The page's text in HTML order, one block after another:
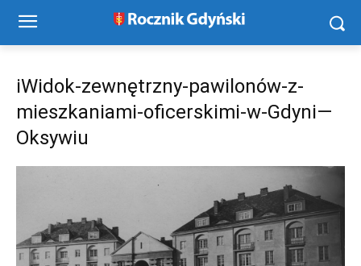
iWidok-zewnętrzny-pawilonów-z-
mieszkaniami-oficerskimi-w-Gdyni—
Oksywiu